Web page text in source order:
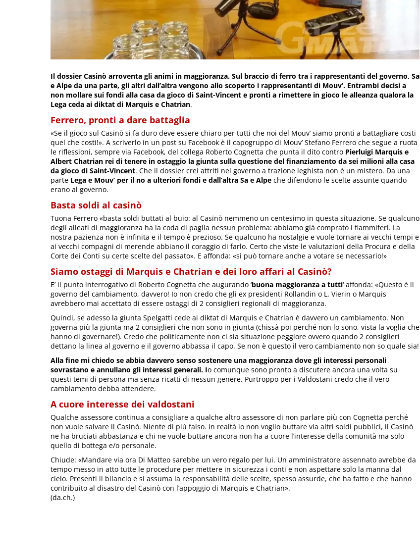
Il dossier Casinò arroventa gli animi in maggioranza. Sul braccio di ferro tra i rappresentanti del governo, Sa
e Alpe da una parte, gli altri dall’altra vengono allo scoperto i rappresentanti di Mouv’. Entrambi decisi a
non mollare sui fondi alla casa da gioco di Saint-Vincent e pronti a rimettere in gioco le alleanza qualora la
Lega ceda ai diktat di Marquis e Chatrian.
Ferrero, pronti a dare battaglia
«Se il gioco sul Casinò si fa duro deve essere chiaro per tutti che noi del Mouv’ siamo pronti a battagliare costi
quel che costi!». A scriverlo in un post su Facebook è il capogruppo di Mouv’ Stefano Ferrero che segue a ruota
le riflessioni, sempre via Facebook, del collega Roberto Cognetta che punta il dito contro Pierluigi Marquis e
Albert Chatrian rei di tenere in ostaggio la giunta sulla questione del finanziamento da sei milioni alla casa
da gioco di Saint-Vincent. Che il dossier crei attriti nel governo a trazione leghista non è un mistero. Da una
parte Lega e Mouv’ per il no a ulteriori fondi e dall’altra Sa e Alpe che difendono le scelte assunte quando
erano al governo.
Basta soldi al casinò
Tuona Ferrero «basta soldi buttati al buio: al Casinò nemmeno un centesimo in questa situazione. Se qualcuno
degli alleati di maggioranza ha la coda di paglia nessun problema: abbiamo già comprato i fiammiferi. La
nostra pazienza non è infinita e il tempo è prezioso. Se qualcuno ha nostalgie e vuole tornare ai vecchi tempi e
ai vecchi compagni di merende abbiano il coraggio di farlo. Certo che viste le valutazioni della Procura e della
Corte dei Conti su certe scelte del passato». E affonda: «si può tornare anche a votare se necessario!»
Siamo ostaggi di Marquis e Chatrian e dei loro affari al Casinò?
E’ il punto interrogativo di Roberto Cognetta che augurando ‘buona maggioranza a tutti‘ affonda: «Questo è il
governo del cambiamento, davvero! Io non credo che gli ex presidenti Rollandin o L. Vierin o Marquis
avrebbero mai accettato di essere ostaggi di 2 consiglieri regionali di maggioranza.
Quindi, se adesso la giunta Spelgatti cede ai diktat di Marquis e Chatrian è davvero un cambiamento. Non
governa più la giunta ma 2 consiglieri che non sono in giunta (chissà poi perché non lo sono, vista la voglia che
hanno di governare!). Credo che politicamente non ci sia situazione peggiore ovvero quando 2 consiglieri
dettano la linea al governo e il governo abbassa il capo. Se non è questo il vero cambiamento non so quale sia!
Alla fine mi chiedo se abbia davvero senso sostenere una maggioranza dove gli interessi personali
sovrastano e annullano gli interessi generali. Io comunque sono pronto a discutere ancora una volta su
questi temi di persona ma senza ricatti di nessun genere. Purtroppo per i Valdostani credo che il vero
cambiamento debba attendere.
A cuore interesse dei valdostani
Qualche assessore continua a consigliare a qualche altro assessore di non parlare più con Cognetta perché
non vuole salvare il Casinò. Niente di più falso. In realtà io non voglio buttare via altri soldi pubblici, il Casinò
ne ha bruciati abbastanza e chi ne vuole buttare ancora non ha a cuore l’interesse della comunità ma solo
quello di bottega e/o personale.
Chiude: «Mandare via ora Di Matteo sarebbe un vero regalo per lui. Un amministratore assennato avrebbe da
tempo messo in atto tutte le procedure per mettere in sicurezza i conti e non aspettare solo la manna dal
cielo. Presenti il bilancio e si assuma la responsabilità delle scelte, spesso assurde, che ha fatto e che hanno
contribuito al disastro del Casinò con l’appoggio di Marquis e Chatrian».
(da.ch.)